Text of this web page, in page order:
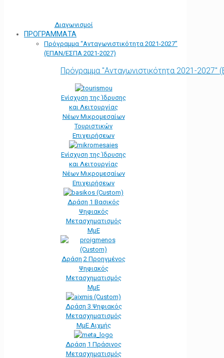
Διαγωνισμοί
ΠΡΟΓΡΑΜΜΑΤΑ
Πρόγραμμα “Ανταγωνιστικότητα 2021-2027”
(ΕΠΑΝ/ΕΣΠΑ 2021-2027)
Πρόγραμμα "Ανταγωνιστικότητα 2021-
Ενίσχυση της Ίδρυσης
και Λειτουργίας
Νέων Μικρομεσαίων
Τουριστικών
Επιχειρήσεων
Ενίσχυση της Ίδρυσης
και Λειτουργίας
Νέων Μικρομεσαίων
Επιχειρήσεων
Δράση 1 Βασικός
Ψηφιακός
Μετασχηματισμός
ΜμΕ
Δράση 2 Προηγμένος
Ψηφιακός
Μετασχηματισμός
ΜμΕ
Δράση 3 Ψηφιακός
Μετασχηματισμός
ΜμΕ Αιχμής
Δράση 1 Πράσινος
Μετασχηματισμός